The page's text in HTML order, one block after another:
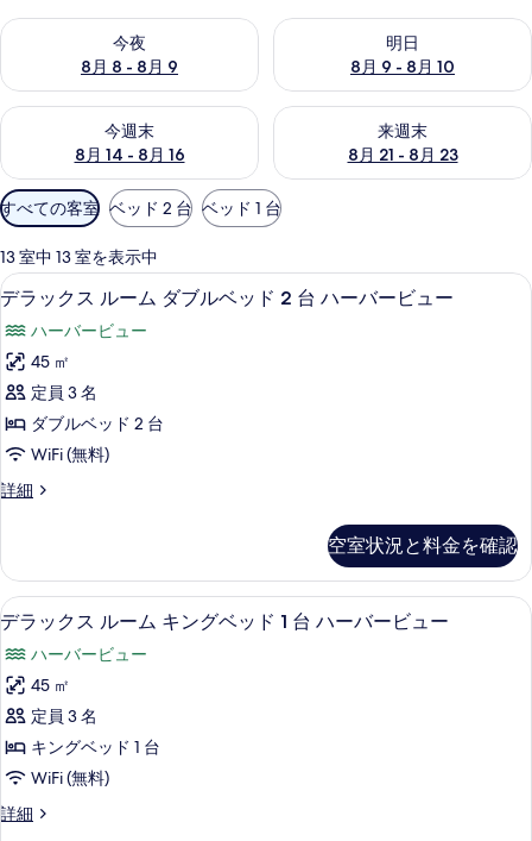
今夜
8月 8 - 8月 9
今夜 8月 8 - 8月 9 の空室状況をチェック
明日
8月 9 - 8月 10
明日 8月 9 - 8月 10 の空室状
今週末
8月 14 - 8月 16
今週末 8月 14 - 8月 16 の空室状況をチェック
来週末
8月 21 - 8月 23
来週末 8月 21 - 8月 23 の空室
利
用
可
能
な
客
室
の
り
込
み
すべての客室 ベッド 2 台 ベッド 1 台
13 室中 13 室を表示中
デ
ラ
ッ
ク
ス
ル
ー
ム
ブ
ル
ベ
ッ
ド
2
台
ハ
ー
高級寝具、羽毛の掛け布団、ピロー
6
デラックス ルーム ダブルベッド 2 台 ハーバービュー
ハーバービュー
45 ㎡
定員 3 名
ダブルベッド 2 台
WiFi (無料)
詳細
デ
ス
ル
ー
ダ
ブ
ベ
ッ
ド
台
空室状況と料金を確認
デ
ラ
ッ
ク
ス
ル
ー
ム
高級寝具、羽毛の掛け布団、ピロー
6
デラックス ルーム キングベッド 1 台 ハーバービュー
ハーバービュー
45 ㎡
定員 3 名
キングベッド 1 台
WiFi (無料)
詳細
デ